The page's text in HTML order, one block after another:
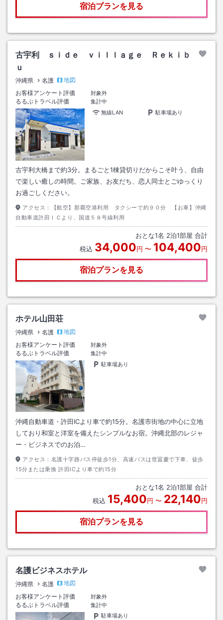
宿泊プランを見る
古宇利 ｓｉｄｅ ｖｉｌｌａｇｅ Ｒｅｋｉｂ
ｕ
沖縄県 名護
地図
お客様アンケート評価
対象外
るるぶトラベル評価
集計中
無線LAN
駐車場あり
古宇利大橋まで約3分。まるごと1棟貸切りだからこそ叶う、自由
で楽しい癒しの時間。ご家族、お友だち、恋人同士とごゆっくり
お過ごしください。
アクセス：
【航空】那覇空港利用 タクシーで約９０分 【お車】沖縄
自動車道許田ＩＣより、国道５８号線利用
おとな1名 2泊1部屋 合計
税込 34,000円 〜 104,400円
宿泊プランを見る
ホテル山田荘
沖縄県 名護
地図
お客様アンケート評価
対象外
るるぶトラベル評価
集計中
駐車場あり
沖縄自動車道・許田ICより車で約15分。名護市街地の中心に立地
しており和室と洋室を備えたシンプルなお宿。沖縄北部のレジャ
ー・ビジネスでのお泊…
アクセス： 名護十字路バス停徒歩1分、高速バスは世冨慶で下車、徒歩
15分または乗換 許田ICより車で約15分
おとな1名 2泊1部屋 合計
税込 15,400円 〜 22,140円
宿泊プランを見る
名護ビジネスホテル
沖縄県 名護
地図
お客様アンケート評価
対象外
るるぶトラベル評価
集計中
駐車場あり